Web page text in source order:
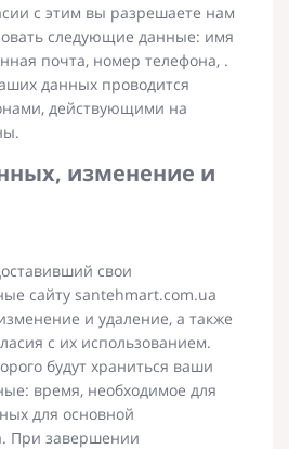
с этим вы разрешаете нам
следующие данные: имя
почта, номер телефона, .
данных проводится
действующими на
изменение и
свои
сайту santehmart.com.ua
и удаление, а также
с их использованием.
будут храниться ваши
время, необходимое для
для основной
При завершении